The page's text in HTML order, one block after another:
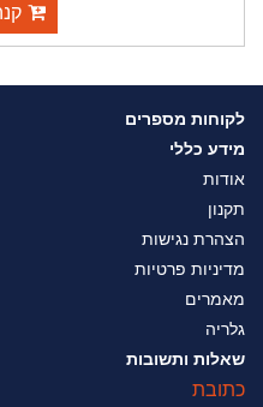
קנה
לקוחות מספרים
מידע כללי
אודות
תקנון
הצהרת נגישות
מדיניות פרטיות
מאמרים
גלריה
שאלות ותשובות
כתובת